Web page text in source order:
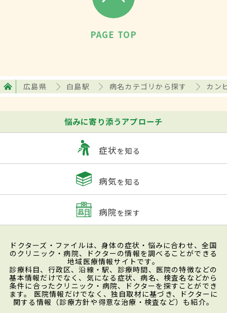
PAGE TOP
広島県 白島駅 病名カテゴリから探す カン
悩みに寄り添うアプローチ
症状を知る
病気を知る
病院を探す
ドクターズ・ファイルは、身体の症状・悩みに合わせ、全国
のクリニック・病院、ドクターの情報を調べることができる
地域医療情報サイトです。
診療科目、行政区、沿線・駅、診療時間、医院の特徴などの
基本情報だけでなく、気になる症状、病名、検査名などから
条件に合ったクリニック・病院、ドクターを探すことができ
ます。 医院情報だけでなく、独自取材に基づき、ドクターに
関する情報（診療方針や得意な治療・検査など）も紹介。